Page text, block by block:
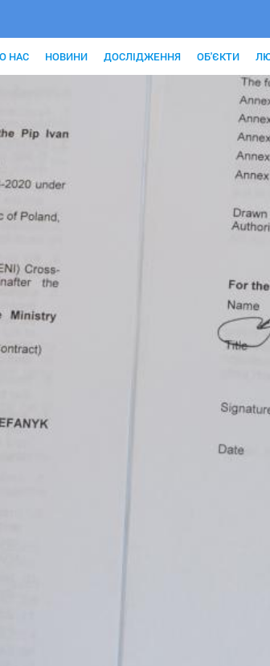
НАС НОВИНИ ДОСЛІДЖЕННЯ ОБ'ЄКТИ